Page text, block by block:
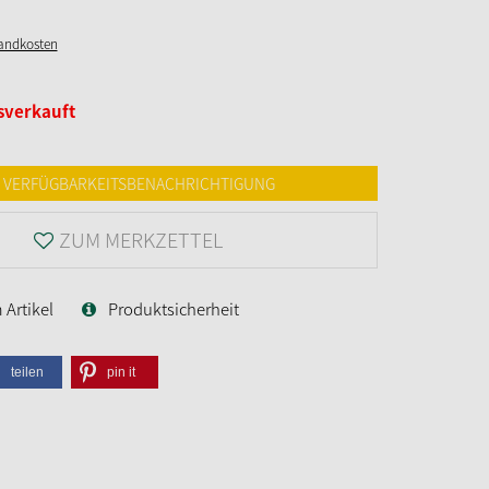
VERFÜGBARKEITSBENACHRICHTIGUNG
ZUM MERKZETTEL
Artikel Produktsicherheit
teilen pin it